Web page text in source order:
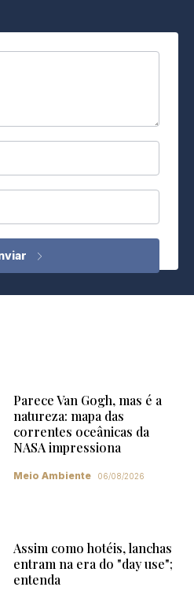
Parece Van Gogh, mas é a
natureza: mapa das
correntes oceânicas da
NASA impressiona
Meio Ambiente 06/08/2026
Assim como hotéis, lanchas
entram na era do "day use";
entenda